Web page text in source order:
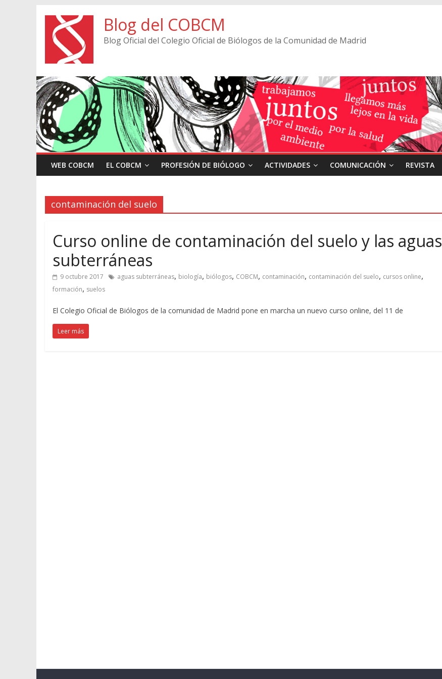
Blog del COBCM
Blog Oficial del Colegio Oficial de Biólogos de la Comunidad de Madrid
WEB COBCM EL COBCM PROFESIÓN DE BIÓLOGO ACTIVIDADES COMUNICACIÓN REVISTA
contaminación del suelo
Curso online de contaminación del suelo y las aguas
subterráneas
9 octubre 2017 aguas subterráneas, biología, biólogos, COBCM, contaminación, contaminación del suelo, cursos online,
formación, suelos
El Colegio Oficial de Biólogos de la comunidad de Madrid pone en marcha un nuevo curso online, del 11 de
Leer más